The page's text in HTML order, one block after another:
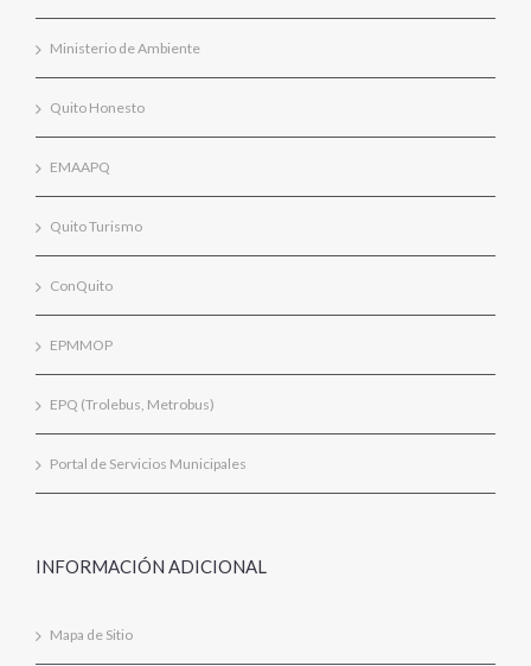
Ministerio de Ambiente
Quito Honesto
EMAAPQ
Quito Turismo
ConQuito
EPMMOP
EPQ (Trolebus, Metrobus)
Portal de Servicios Municipales
INFORMACIÓN ADICIONAL
Mapa de Sitio